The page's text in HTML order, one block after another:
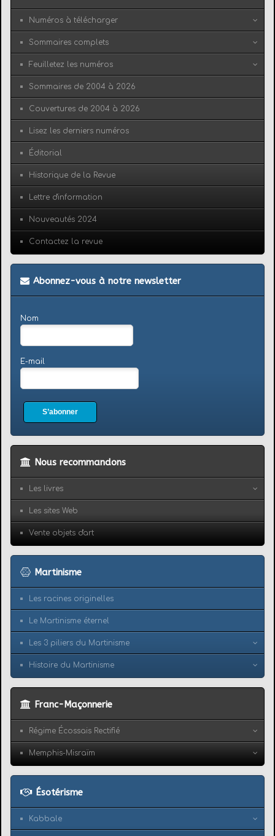
Numéros à télécharger
Sommaires complets
Feuilletez les numéros
Sommaires de 2004 à 2026
Couvertures de 2004 à 2026
Lisez les derniers numéros
Éditorial
Historique de la Revue
Lettre d'information
Nouveautés 2024
Contactez la revue
Abonnez-vous à notre newsletter
Nom
E-mail
S’abonner
Nous recommandons
Les livres
Les sites Web
Vente objets d'art
Martinisme
Les racines originelles
Le Martinisme éternel
Les 3 piliers du Martinisme
Histoire du Martinisme
Franc-Maçonnerie
Régime Écossais Rectifié
Memphis-Misraïm
Ésotérisme
Kabbale